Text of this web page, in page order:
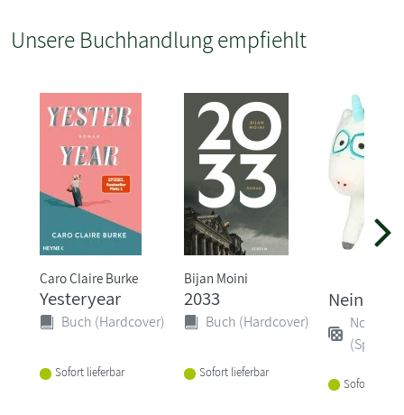
Unsere Buchhandlung empfiehlt
Caro Claire Burke
Yesteryear
Buch (Hardcover)
Sofort lieferbar
Bijan Moini
2033
Buch (Hardcover)
Sofort lieferbar
Neinhorn
Non-
(Spiele)
Sofort